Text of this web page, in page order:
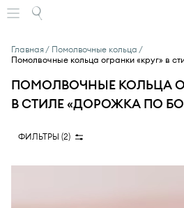
Главная
Помолвочные кольца
Помолвочные кольца огранки «круг» в
ПОМОЛВОЧНЫЕ КОЛЬЦА
В СТИЛЕ «ДОРОЖКА ПО
ФИЛЬТРЫ (2)